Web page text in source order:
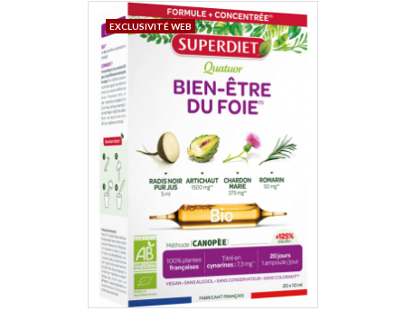
EXCLUSIVITÉ WEB